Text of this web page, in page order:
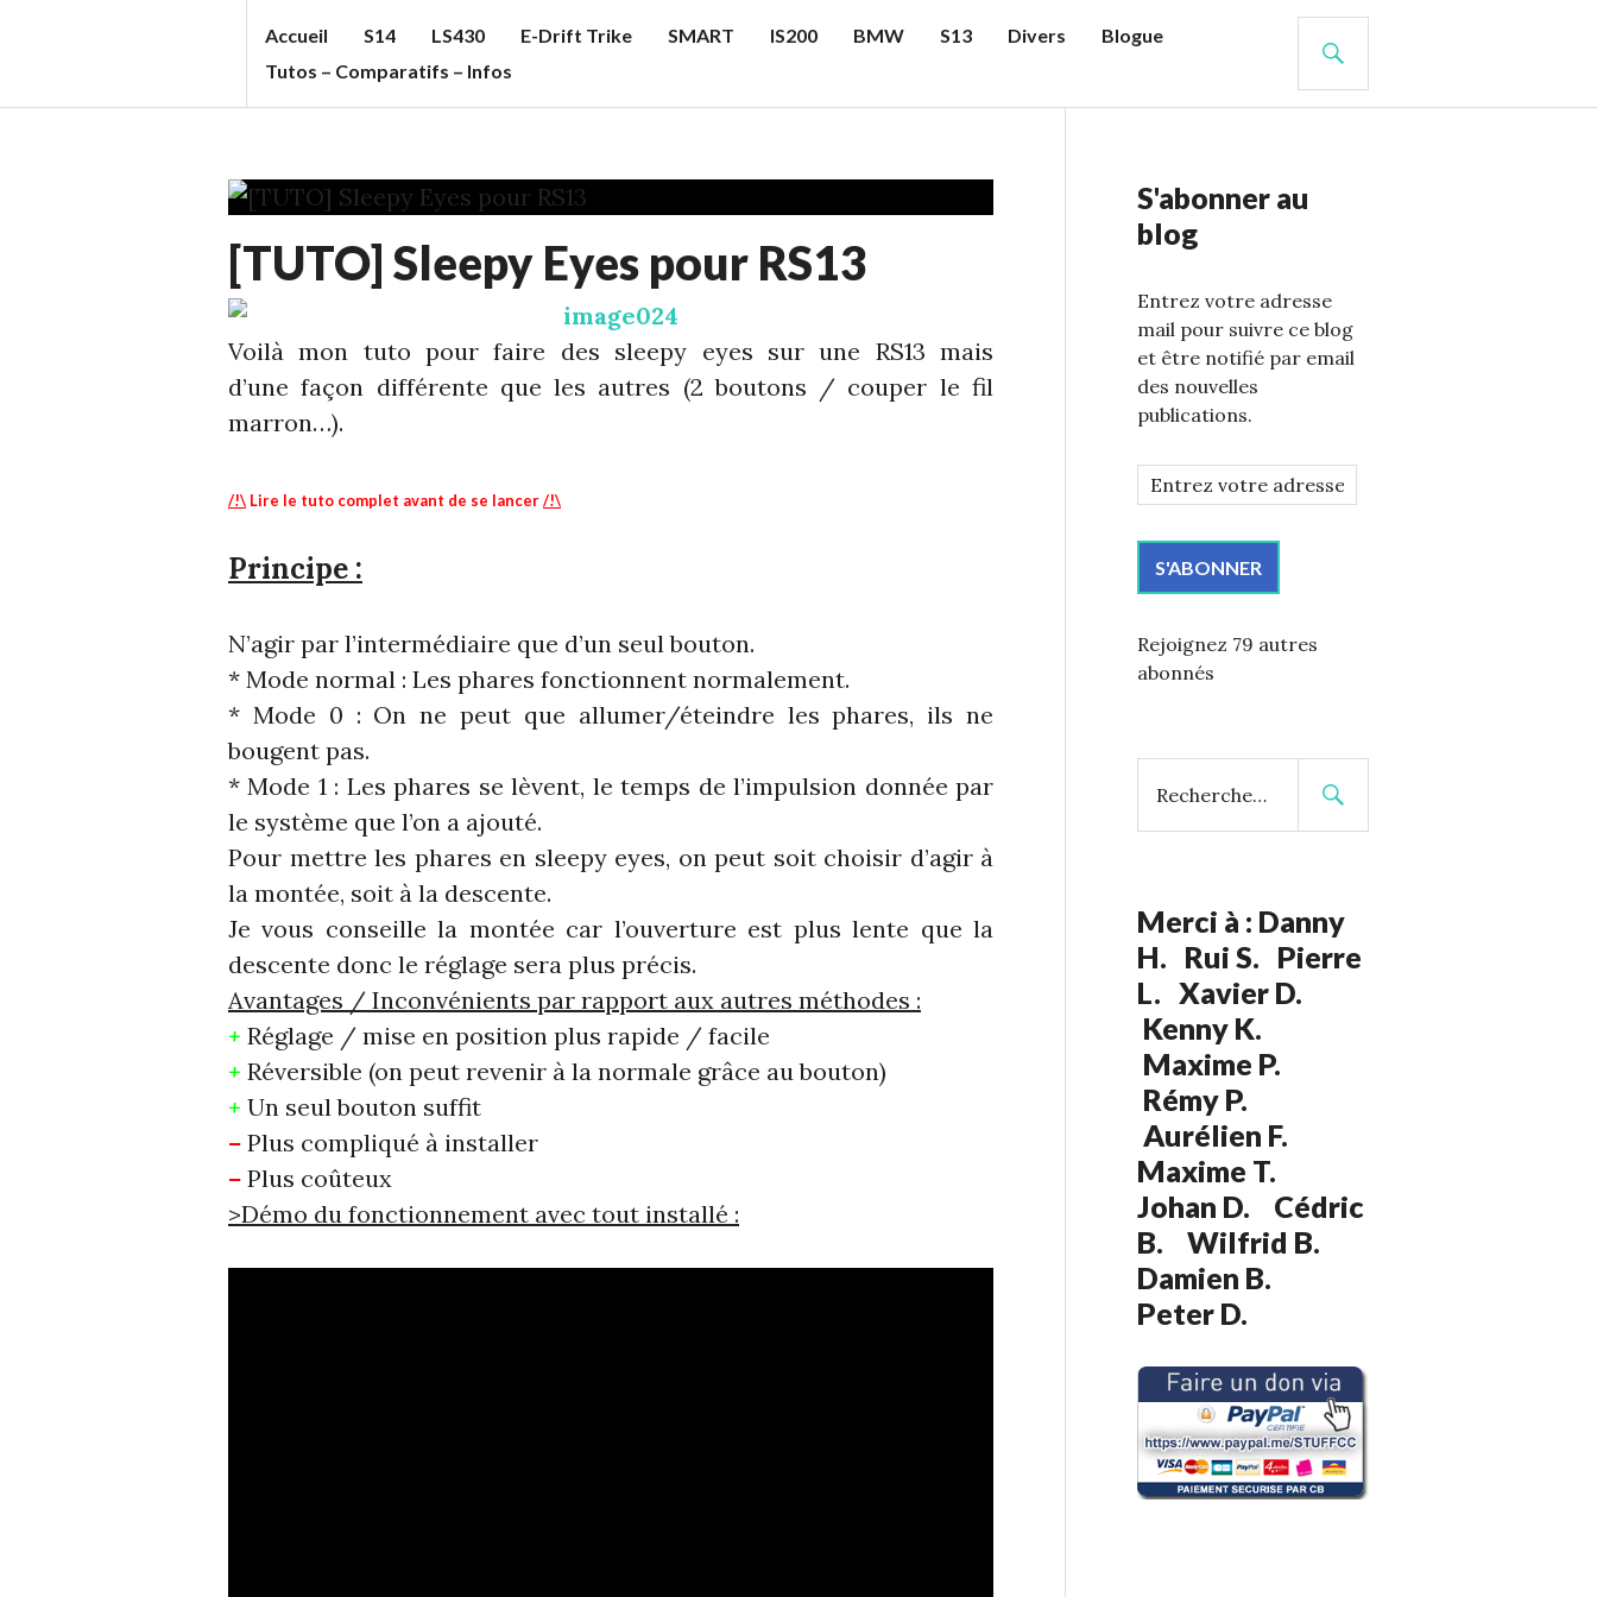
T
F
F
C
C
'S
B
L
O
Accueil S14 LS430 E-Drift Trike SMART IS200 BMW S13 Divers
Blogue
Tutos – Comparatifs – Infos
INFOS ,
ECHELLE
S13
[TUTO] Sleepy Eyes pour RS13
Voilà mon tuto pour faire des sleepy eyes sur une RS13 mais
d’une façon différente que les autres (2 boutons / couper le fil
marron…).
/!\ Lire le tuto complet avant de se lancer/!\
Principe :
N’agir par l’intermédiaire que d’un seul bouton.
* Mode normal : Les phares fonctionnent normalement.
* Mode 0 : On ne peut que allumer/éteindre les phares, ils ne
bougent pas.
* Mode 1 : Les phares se lèvent, le temps de l’impulsion donnée par
le système que l’on a ajouté.
Pour mettre les phares en sleepy eyes, on peut soit choisir d’agir à
la montée, soit à la descente.
Je vous conseille la montée car l’ouverture est plus lente que la
descente donc le réglage sera plus précis.
Avantages / Inconvénients par rapport aux autres méthodes :
+ Réglage / mise en position plus rapide / facile
+ Réversible (on peut revenir à la normale grâce au bouton)
+ Un seul bouton suffit
– Plus compliqué à installer
– Plus coûteux
>Démo du fonctionnement avec tout installé :
S'abonner au
blog
Entrez votre adresse
mail pour suivre ce blog
et être notifié par email
des nouvelles
publications.
d
r
s
e
e
a
S'ABONNER
Rejoignez 79 autres
abonnés
c
r
c
h
e
Merci à : Danny
H. Rui S. Pierre
L. Xavier D.
Kenny K.
Maxime P.
Rémy P.
Aurélien F.
Maxime T.
Johan D. Cédric
B. Wilfrid B.
Damien B.
Peter D.